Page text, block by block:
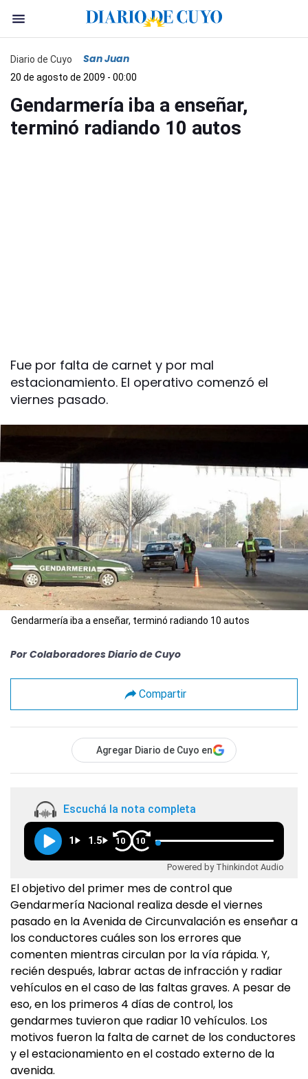
Diario de Cuyo San Juan
20 de agosto de 2009 - 00:00
Gendarmería iba a enseñar,
terminó radiando 10 autos
Fue por falta de carnet y por mal
estacionamiento. El operativo comenzó el
viernes pasado.
Gendarmería iba a enseñar, terminó radiando 10 autos
Por Colaboradores Diario de Cuyo
Compartir
Agregar Diario de Cuyo en
Escuchá la nota completa
1 1.5 10 10
Powered by Thinkindot Audio
El objetivo del primer mes de control que
Gendarmería Nacional realiza desde el viernes
pasado en la Avenida de Circunvalación es enseñar a
los conductores cuáles son los errores que
comenten mientras circulan por la vía rápida. Y,
recién después, labrar actas de infracción y radiar
vehículos en el caso de las faltas graves. A pesar de
eso, en los primeros 4 días de control, los
gendarmes tuvieron que radiar 10 vehículos. Los
motivos fueron la falta de carnet de los conductores
y el estacionamiento en el costado externo de la
avenida.